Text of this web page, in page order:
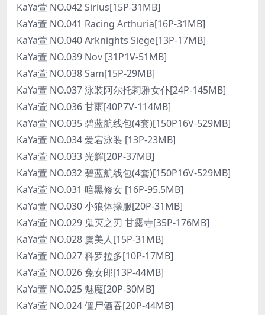
KaYa萱 NO.042 Sirius[15P-31MB]
KaYa萱 NO.041 Racing Arthuria[16P-31MB]
KaYa萱 NO.040 Arknights Siege[13P-17MB]
KaYa萱 NO.039 Nov [31P1V-51MB]
KaYa萱 NO.038 Sam[15P-29MB]
KaYa萱 NO.037 泳装阿尔托莉雅女仆[24P-145MB]
KaYa萱 NO.036 甘雨[40P7V-114MB]
KaYa萱 NO.035 碧蓝航线包(4套)[150P16V-529MB]
KaYa萱 NO.034 爱宕泳装 [13P-23MB]
KaYa萱 NO.033 光辉[20P-37MB]
KaYa萱 NO.032 碧蓝航线包(4套)[150P16V-529MB]
KaYa萱 NO.031 暗黑修女 [16P-95.5MB]
KaYa萱 NO.030 小狼体操服[20P-31MB]
KaYa萱 NO.029 鬼灭之刃 甘露寺[35P-176MB]
KaYa萱 NO.028 虞美人[15P-31MB]
KaYa萱 NO.027 科罗拉多[10P-17MB]
KaYa萱 NO.026 兔女郎[13P-44MB]
KaYa萱 NO.025 魅魔[20P-30MB]
KaYa萱 NO.024 僵尸酒吞[20P-44MB]